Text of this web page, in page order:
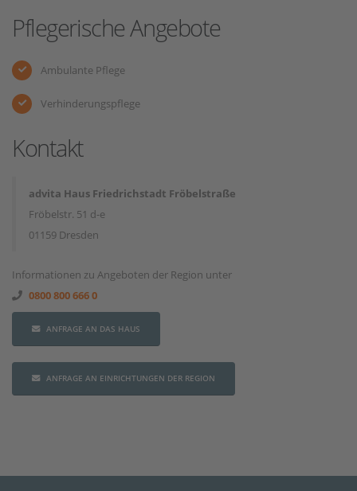
Pflegerische Angebote
Ambulante Pflege
Verhinderungspflege
Kontakt
advita Haus Friedrichstadt Fröbelstraße
Fröbelstr. 51 d-e
01159 Dresden
Informationen zu Angeboten der Region unter
0800 800 666 0
ANFRAGE AN DAS HAUS
ANFRAGE AN EINRICHTUNGEN DER REGION